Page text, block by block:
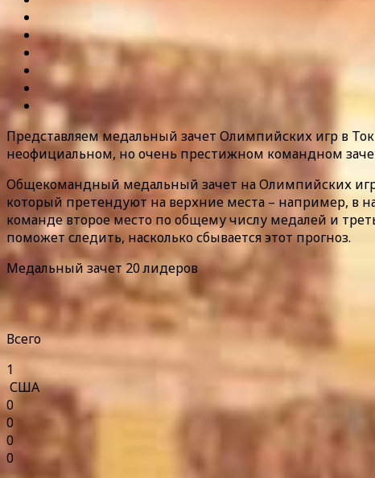
Представляем медальный зачет Олимпийских игр в
неофициальном, но очень престижном командном
Общекомандный медальный зачет на Олимпийских
который претендуют на верхние места – например, в
команде второе место по общему числу медалей и
поможет следить, насколько сбывается этот прогноз.
Медальный зачет 20 лидеров
Всего
1
США
0
0
0
0